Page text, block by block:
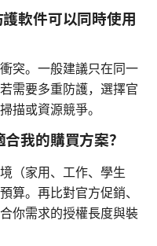
軟件可以同時使用
突。一般建議只在同一
需要多重防護，選擇官
描或資源競爭。
我的購買方案？
（家用、工作、學生
算。再比對官方促銷、
你需求的授權長度與裝